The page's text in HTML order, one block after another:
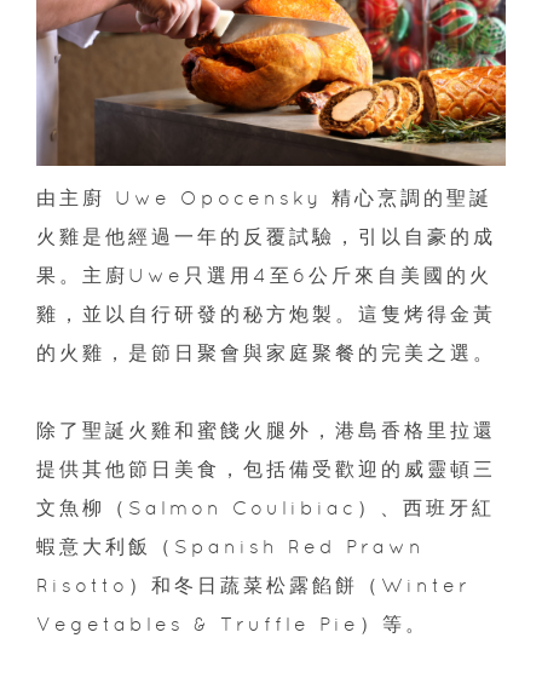
由主廚 Uwe Opocensky 精心烹調的聖誕
火雞是他經過一年的反覆試驗，引以自豪的成
果。主廚Uwe只選用4至6公斤來自美國的火
雞，並以自行研發的秘方炮製。這隻烤得金黃
的火雞，是節日聚會與家庭聚餐的完美之選。
除了聖誕火雞和蜜餞火腿外，港島香格里拉還
提供其他節日美食，包括備受歡迎的威靈頓三
文魚柳（Salmon Coulibiac）、西班牙紅
蝦意大利飯（Spanish Red Prawn
Risotto）和冬日蔬菜松露餡餅（Winter
Vegetables & Truffle Pie）等。